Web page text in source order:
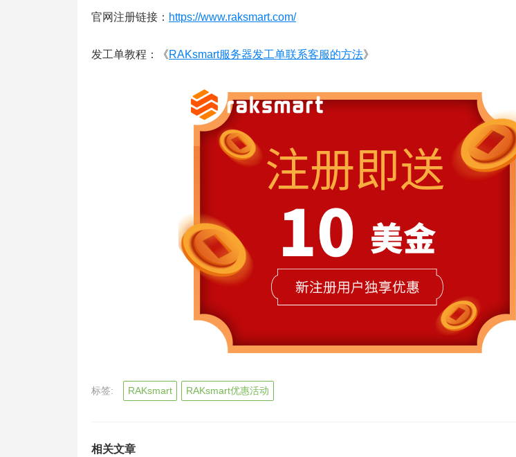
官网注册链接： https://www.raksmart.com/
发工单教程：《RAKsmart服务器发工单联系客服的方法》
标签: RAKsmart RAKsmart优惠活动
相关文章